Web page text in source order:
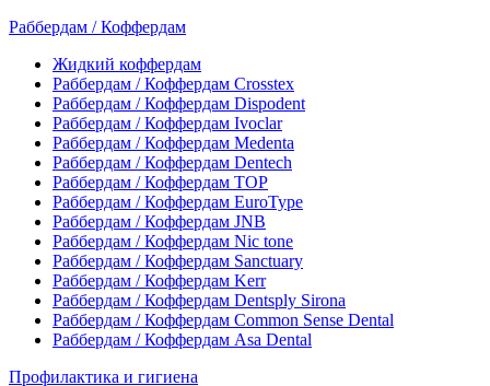
Раббердам / Коффердам
Жидкий коффердам
Раббердам / Коффердам Crosstex
Раббердам / Коффердам Dispodent
Раббердам / Коффердам Ivoclar
Раббердам / Коффердам Medenta
Раббердам / Коффердам Dentech
Раббердам / Коффердам ТОР
Раббердам / Коффердам EuroType
Раббердам / Коффердам JNB
Раббердам / Коффердам Nic tone
Раббердам / Коффердам Sanctuary
Раббердам / Коффердам Kerr
Раббердам / Коффердам Dentsply Sirona
Раббердам / Коффердам Common Sense Dental
Раббердам / Коффердам Asa Dental
Профилактика и гигиена